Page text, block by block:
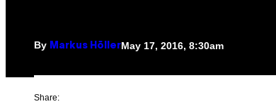
By Markus HöllerMay 17, 2016, 8:30am
Share: